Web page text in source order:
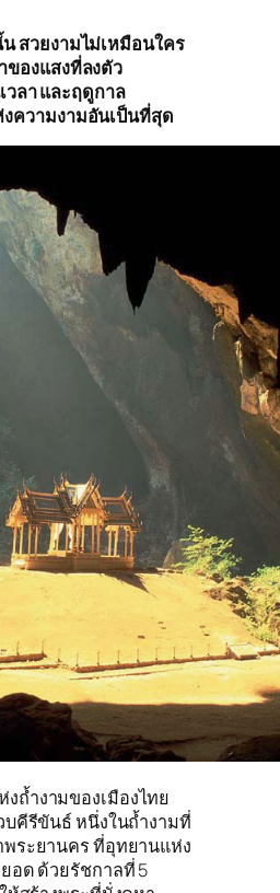
สวยงามไม่เหมือนใคร
ของแสงที่ลงตัว
วลา และฤดูกาล
ความงามอันเป็นที่สุด
ถ้ำงามของเมืองไทย
บคีรีขันธ์ หนึ่งในถ้ำงามที่
พระยานคร ที่อุทยานแห่ง
อด ด้วยรัชกาลที่ 5